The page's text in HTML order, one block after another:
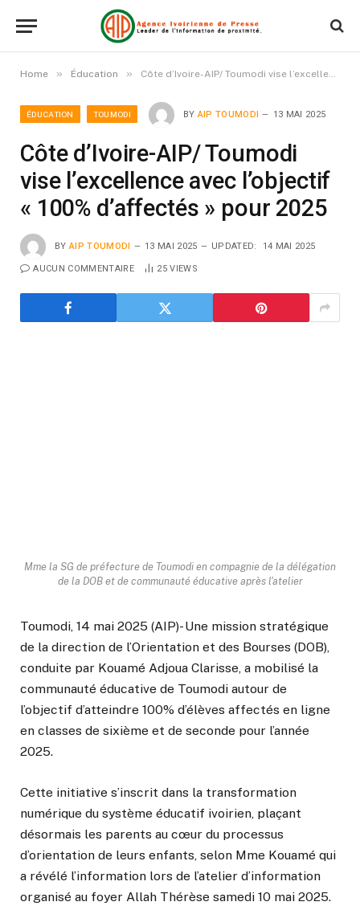
Home » Éducation » Côte d’Ivoire-AIP/ Toumodi vise l’excellence avec l’objectif « 100% d’affectés » pour 2025
ÉDUCATION TOUMODI BY AIP TOUMODI 13 MAI 2025
Côte d’Ivoire-AIP/ Toumodi
vise l’excellence avec l’objectif
« 100% d’affectés » pour 2025
BY AIP TOUMODI 13 MAI 2025 UPDATED: 14 MAI 2025
AUCUN COMMENTAIRE 25VIEWS
Mme la SG de préfecture de Toumodi en compagnie de la délégation
de la DOB et de communauté éducative après l'atelier
Toumodi, 14 mai 2025 (AIP)- Une mission stratégique
de la direction de l’Orientation et des Bourses (DOB),
conduite par Kouamé Adjoua Clarisse, a mobilisé la
communauté éducative de Toumodi autour de
l’objectif d’atteindre 100% d’élèves affectés en ligne
en classes de sixième et de seconde pour l’année
2025.
Cette initiative s’inscrit dans la transformation
numérique du système éducatif ivoirien, plaçant
désormais les parents au cœur du processus
d’orientation de leurs enfants, selon Mme Kouamé qui
a révélé l’information lors de l’atelier d’information
organisé au foyer Allah Thérèse samedi 10 mai 2025.